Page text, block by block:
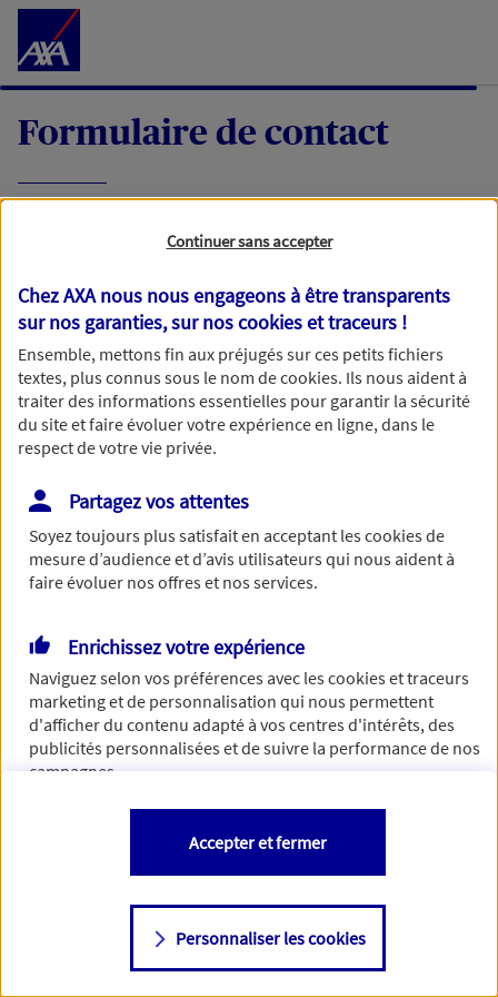
Accéder au Contenu
Formulaire de contact
demande, nous vous répondrons dans les
meilleurs délais par mail ou par téléphone.
Votre message :
Vous disposez de droits sur les informations vous concernant. Pour
plus d’informations,cliquez ici.
Continuer sans accepter
Chez AXA nous nous engageons à être transparents
sur nos garanties, sur noscookies et traceurs !
Ensemble, mettons fin aux préjugés sur ces petits fichiers
textes, plus connus sous le nom decookies. Ils nous aident à
traiter des informations essentielles pour garantir la sécurité
du site et faire évoluer votre expérience en ligne, dans le
respect de votre vie privée.
Partagez vos attentes
Soyez toujours plus satisfait en acceptant lescookiesde
mesure d’audience et d’avis utilisateurs qui nous aident à
faire évoluer nos offres et nos services.
Enrichissez votre expérience
Naviguez selon vos préférences avec lescookies et traceurs
marketing et de personnalisation qui nous permettent
d'afficher du contenu adapté à vos centres d'intérêts, des
publicités personnalisées et de suivre la performance de nos
campagnes.
Vous êtes libre de les accepter, de les refuser comme de
changer d'avis à tout moment en allant sur
Consulter notre politique decookies
Personnaliser les cookies
Accepter et fermer